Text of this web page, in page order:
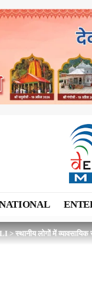
>स्थानीय लोगों में